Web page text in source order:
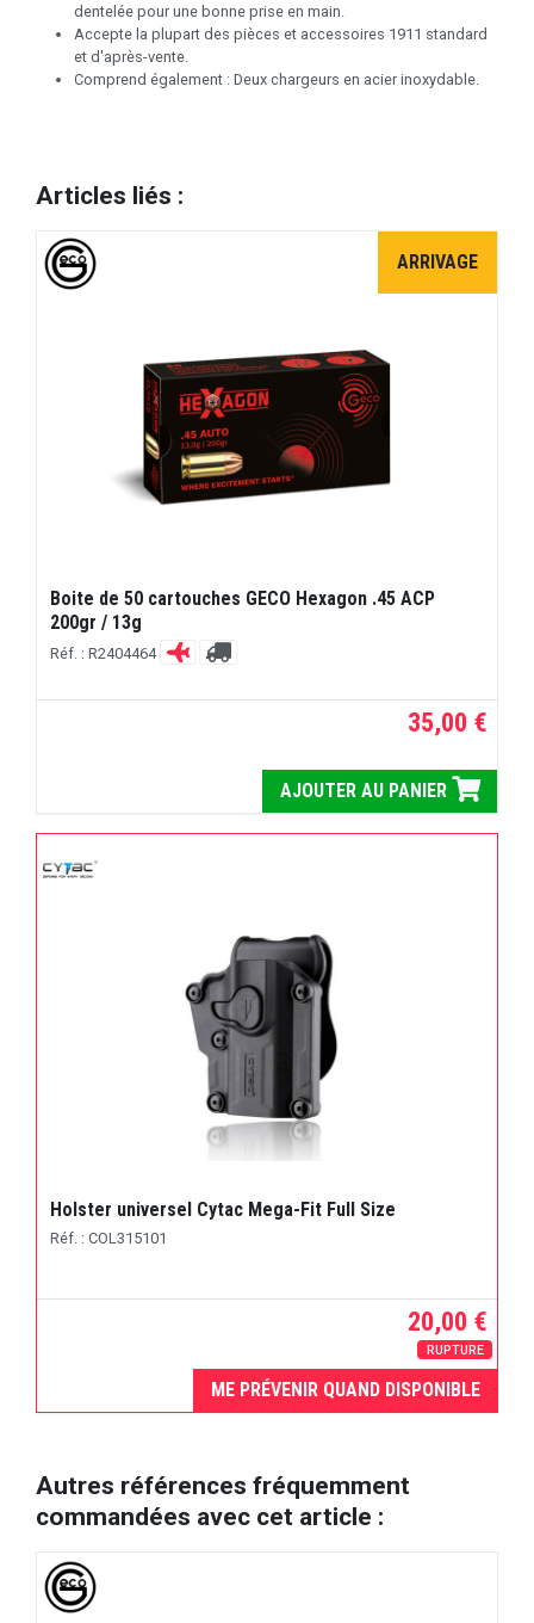
dentelée pour une bonne prise en main.
Accepte la plupart des pièces et accessoires 1911 standard
et d'après-vente.
Comprend également : Deux chargeurs en acier inoxydable.
Articles liés :
ARRIVAGE
Boite de 50 cartouches GECO Hexagon .45 ACP
200gr / 13g
Réf. : R2404464
35,00 €
AJOUTER AU PANIER
Holster universel Cytac Mega-Fit Full Size
Réf. : COL315101
20,00 €
RUPTURE
ME PRÉVENIR QUAND DISPONIBLE
Autres références fréquemment
commandées avec cet article :